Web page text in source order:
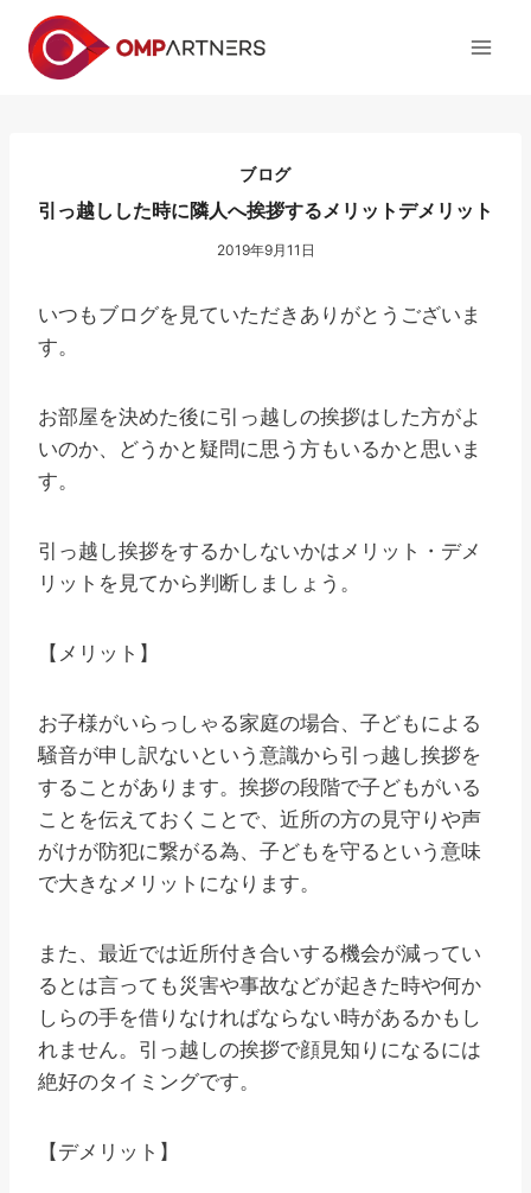
ブログ
引っ越しした時に隣人へ挨拶するメリットデメリット
2019年9月11日
いつもブログを見ていただきありがとうございま
す。
お部屋を決めた後に引っ越しの挨拶はした方がよ
いのか、どうかと疑問に思う方もいるかと思いま
す。
引っ越し挨拶をするかしないかはメリット・デメ
リットを見てから判断しましょう。
【メリット】
お子様がいらっしゃる家庭の場合、子どもによる
騒音が申し訳ないという意識から引っ越し挨拶を
することがあります。挨拶の段階で子どもがいる
ことを伝えておくことで、近所の方の見守りや声
がけが防犯に繋がる為、子どもを守るという意味
で大きなメリットになります。
また、最近では近所付き合いする機会が減ってい
るとは言っても災害や事故などが起きた時や何か
しらの手を借りなければならない時があるかもし
れません。引っ越しの挨拶で顔見知りになるには
絶好のタイミングです。
【デメリット】